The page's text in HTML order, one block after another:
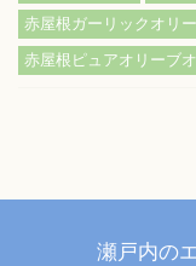
赤屋根ガーリックオリ
赤屋根ピュアオリーブ
瀬戸内の